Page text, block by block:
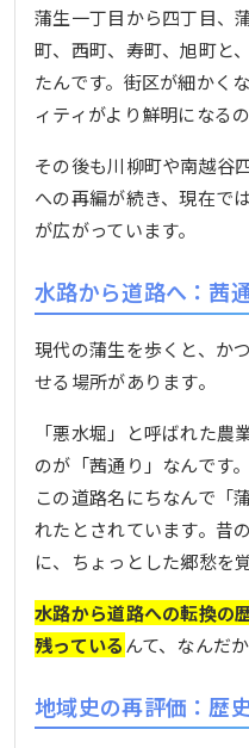
蒲生一丁目から四丁目、
町、西町、寿町、旭町と
たんです。街区が細かく
ィティがより鮮明になる
その後も川柳町や南越谷
への再編が続き、現在で
が広がっています。
水路から道路へ：茜
現代の蒲生を歩くと、か
せる場所があります。
「悪水堀」と呼ばれた
のが「茜通り」なんです。
この道路名にちなんで「
れたとされています。昔
に、ちょっとした郷愁を
水路から道路への転換の
残っているんて、なんだ
地域史の再評価：歴